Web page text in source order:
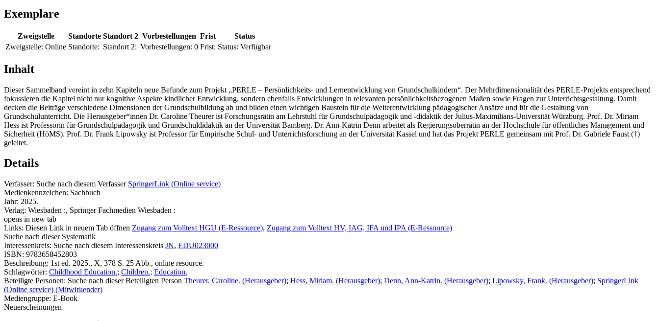
Exemplare
Zweigstelle Standorte Standort 2 Vorbestellungen Frist
Status
Zweigstelle: Online Standorte: Standort 2: Vorbestellungen: 0 Frist: Status: Verfügbar
Inhalt
Dieser Sammelband vereint in zehn Kapiteln neue Befunde zum Projekt „PERLE – Persönlichkeits- und Lernentwicklung von Grundschulkindern“. Der Mehrdimensionalität des PERLE-Projekts entsprechend
fokussieren die Kapitel nicht nur kognitive Aspekte kindlicher Entwicklung, sondern ebenfalls Entwicklungen in relevanten persönlichkeitsbezogenen Maßen sowie Fragen zur Unterrichtsgestaltung. Damit
decken die Beiträge verschiedene Dimensionen der Grundschulbildung ab und bilden einen wichtigen Baustein für die Weiterentwicklung pädagogischer Ansätze und für die Gestaltung von
Grundschulunterricht. Die Herausgeber*innen Dr. Caroline Theurer ist Forschungsrätin am Lehrstuhl für Grundschulpädagogik und -didaktik der Julius-Maximilians-Universität Würzburg. Prof. Dr. Miriam
Hess ist Professorin für Grundschulpädagogik und Grundschuldidaktik an der Universität Bamberg. Dr. Ann‐Katrin Denn arbeitet als Regierungsoberrätin an der Hochschule für öffentliches Management und
Sicherheit (HöMS). Prof. Dr. Frank Lipowsky ist Professor für Empirische Schul- und Unterrichtsforschung an der Universität Kassel und hat das Projekt PERLE gemeinsam mit Prof. Dr. Gabriele Faust (†)
geleitet.
Details
Verfasser: Suche nach diesem Verfasser SpringerLink (Online service)
Medienkennzeichen: Sachbuch
Jahr: 2025.
Verlag: Wiesbaden :, Springer Fachmedien Wiesbaden :
opens in new tab
Links: Diesen Link in neuem Tab öffnen Zugang zum Volltext HGU (E-Ressource), Zugang zum Volltext HV, IAG, IFA und IPA (E-Ressource)
Suche nach dieser Systematik
Interessenkreis: Suche nach diesem Interessenskreis JN, EDU023000
ISBN: 9783658452803
Beschreibung: 1st ed. 2025., X, 378 S. 25 Abb., online resource.
Schlagwörter: Childhood Education.; Children.; Education.
Beteiligte Personen: Suche nach dieser Beteiligten Person Theurer, Caroline. (Herausgeber); Hess, Miriam. (Herausgeber); Denn, Ann-Katrin. (Herausgeber); Lipowsky, Frank. (Herausgeber); SpringerLink
(Online service) (Mitwirkender)
Mediengruppe: E-Book
Neuerscheinungen